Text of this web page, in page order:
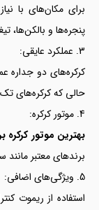
برای مکان‌های با
پنجره‌ها و بالکن‌ها،
عملکرد عایقی:
کرکره‌های دو جداره
حالی که کرکره‌های
موتور کرکره:
بهترین موتور کرکره
برندهای معتبر
ویژگی‌های اضافی:
استفاده از ریموت